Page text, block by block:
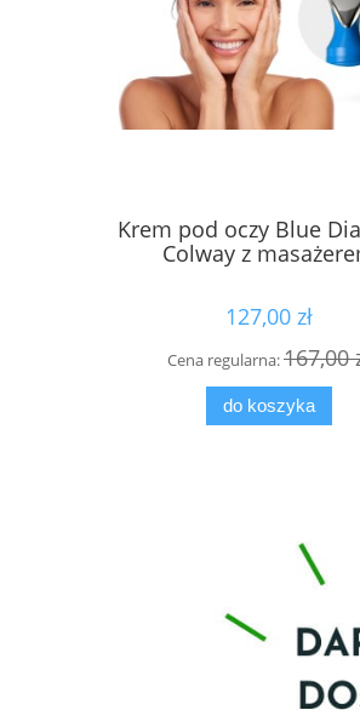
Krem pod oczy Blue
Colway z
127,00 zł
Cena regularna:167,00
do koszyka